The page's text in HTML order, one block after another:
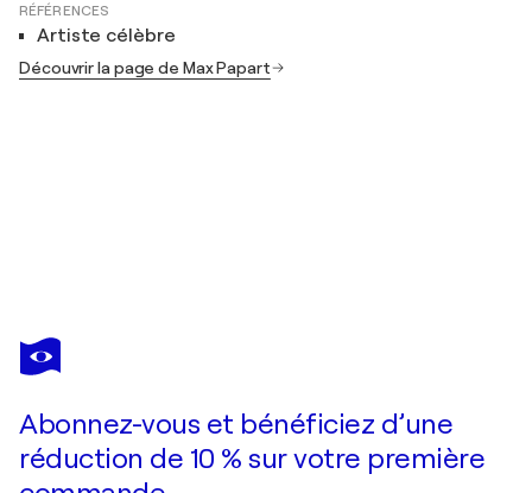
RÉFÉRENCES
Artiste célèbre
Découvrir la page de Max Papart
MAX PAPART
Composition gravure en relief signée
Abonnez-vous et bénéficiez d’une
réduction de 10 % sur votre première